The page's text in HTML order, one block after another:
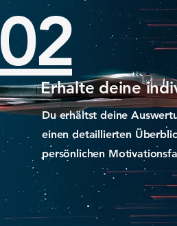
02
Erhalte deine
Du erhältst deine
einen detaillierten
persönlichen